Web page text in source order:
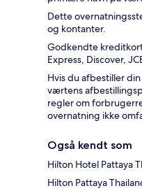
Dette
og kontanter.
Godkendte
Express, Discover,
Hvis du afbestiller
værtens
regler om
overnatning ikke
Også kendt som
Hilton Hotel Pattaya
Hilton Pattaya